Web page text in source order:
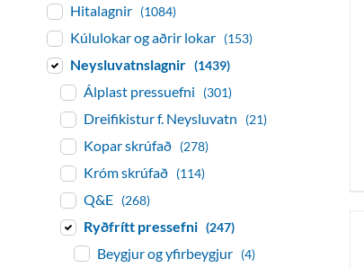
Hitalagnir (1084)
Kúlulokar og aðrir lokar (153)
Neysluvatnslagnir (1439)
Álplast pressuefni (301)
Dreifikistur f. Neysluvatn (21)
Kopar skrúfað (278)
Króm skrúfað (114)
Q&E (268)
Ryðfrítt pressefni (247)
Beygjur og yfirbeygjur (4)